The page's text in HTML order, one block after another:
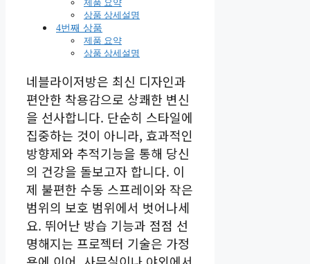
제품 요약
상품 상세설명
4번째 상품
제품 요약
상품 상세설명
네블라이저방은 최신 디자인과
편안한 착용감으로 상쾌한 변신
을 선사합니다. 단순히 스타일에
집중하는 것이 아니라, 효과적인
방향제와 추적기능을 통해 당신
의 건강을 돌보고자 합니다. 이
제 불편한 수동 스프레이와 작은
범위의 보호 범위에서 벗어나세
요. 뛰어난 방습 기능과 점점 선
명해지는 프로젝터 기술은 가정